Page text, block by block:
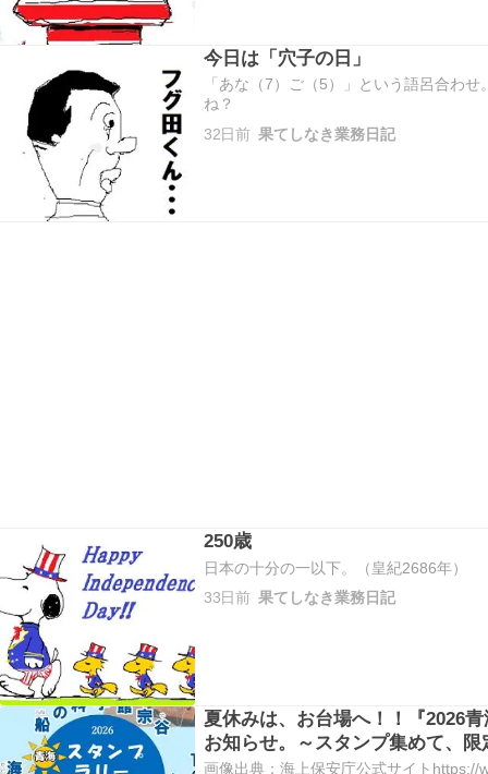
今日は「穴子の日」
「あな（7）ご（5）」という語呂合わ
ね？
32日前 果てしなき業務日記
250歳
日本の十分の一以下。（皇紀2686年）
33日前 果てしなき業務日記
夏休みは、お台場へ！！『2026
お知らせ。～スタンプ集めて、
画像出典：海上保安庁公式サイト